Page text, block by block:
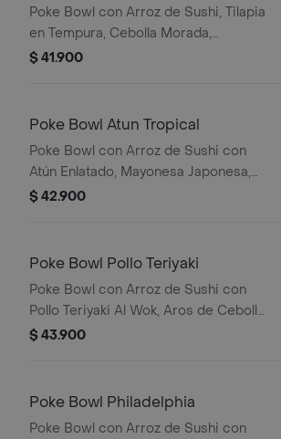
Poke Bowl con Arroz de Sushi, Tilapia
en Tempura, Cebolla Morada,
Monedas de Plátano Verde, Maíz
$ 41.900
Poke Bowl Atun Tropical
Poke Bowl con Arroz de Sushi con
Atún Enlatado, Mayonesa Japonesa,
Cebollín, Plátano Maduro, Aguacate,
$ 42.900
Poke Bowl Pollo Teriyaki
Poke Bowl con Arroz de Sushi con
Pollo Teriyaki Al Wok, Aros de Cebolla,
Aguacate, Zanahoria, Cebollín, Ajonjolí,
$ 43.900
Poke Bowl Philadelphia
Poke Bowl con Arroz de Sushi con